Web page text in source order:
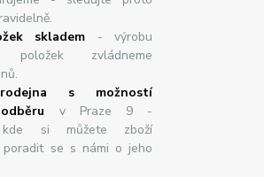
skladem - výrobu
položek zvládneme
s možností
v Praze 9 -
kde si můžete zboží
se s námi o jeho